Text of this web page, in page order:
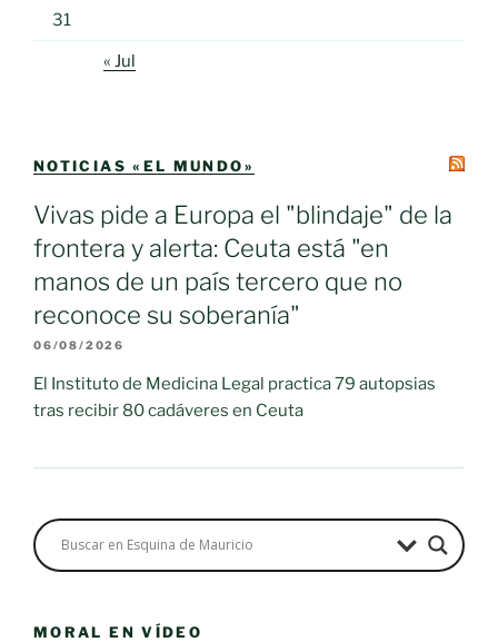
31
« Jul
NOTICIAS «EL MUNDO»
Vivas pide a Europa el "blindaje" de la
frontera y alerta: Ceuta está "en
manos de un país tercero que no
reconoce su soberanía"
06/08/2026
El Instituto de Medicina Legal practica 79 autopsias
tras recibir 80 cadáveres en Ceuta
MORAL EN VÍDEO